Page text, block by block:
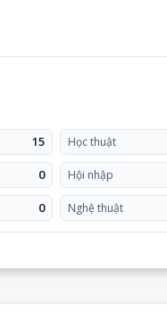
15 Học thuật
0 Hội nhập
0 Nghệ thuật